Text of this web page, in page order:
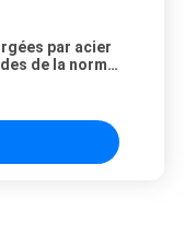
par acier
de la norme